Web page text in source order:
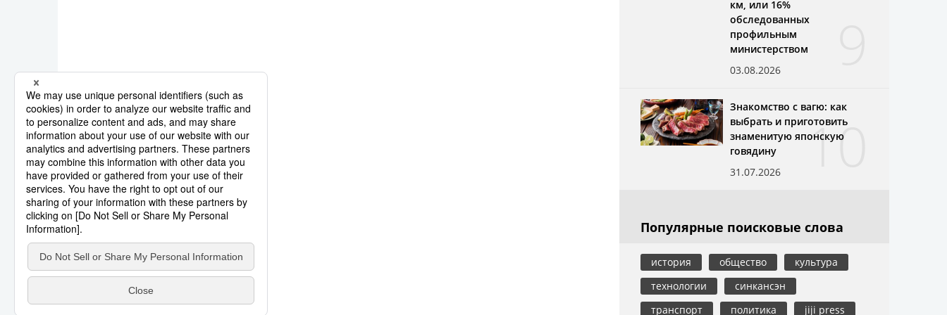
км, или 16%
обследованных
профильным
министерством
03.08.2026
10
Знакомство с вагю: как
выбрать и приготовить
знаменитую японскую
говядину
31.07.2026
Популярные поисковые слова
история общество
культура
технологии
синкансэн
транспорт
политика jiji press